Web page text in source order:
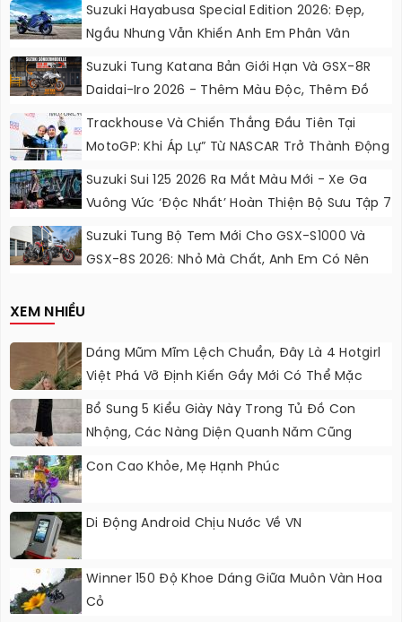
Suzuki Hayabusa Special Edition 2026: Đẹp,
Ngầu Nhưng Vẫn Khiến Anh Em Phân Vân
Suzuki Tung Katana Bản Giới Hạn Và GSX-8R
Daidai-Iro 2026 - Thêm Màu Độc, Thêm Đồ
Chơi, Thêm Cá Tính
Trackhouse Và Chiến Thắng Đầu Tiên Tại
MotoGP: Khi Áp Lự” Từ NASCAR Trở Thành Động
Suzuki Sui 125 2026 Ra Mắt Màu Mới - Xe Ga
Vuông Vức ‘độc Nhất’ Hoàn Thiện Bộ Sưu Tập 7
Suzuki Tung Bộ Tem Mới Cho GSX-S1000 Và
GSX-8S 2026: Nhỏ Mà Chất, Anh Em Có Nên
XEM NHIỀU
Dáng Mũm Mĩm Lệch Chuẩn, Đây Là 4 Hotgirl
Việt Phá Vỡ Định Kiến Gầy Mới Có Thể Mặc
Đẹp
Bổ Sung 5 Kiểu Giày Này Trong Tủ Đồ Con
Nhộng, Các Nàng Diện Quanh Năm Cũng
Con Cao Khỏe, Mẹ Hạnh Phúc
Di Động Android Chịu Nước Về VN
Winner 150 Độ Khoe Dáng Giữa Muôn Vàn Hoa
Cỏ